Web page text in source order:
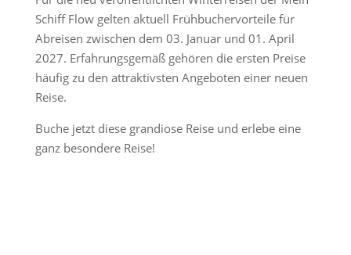
Schiff Flow gelten aktuell Frühbuchervorteile für
Abreisen zwischen dem 03. Januar und 01. April
2027. Erfahrungsgemäß gehören die ersten Preise
häufig zu den attraktivsten Angeboten einer neuen
Reise.
Buche jetzt diese grandiose Reise und erlebe eine
ganz besondere Reise!